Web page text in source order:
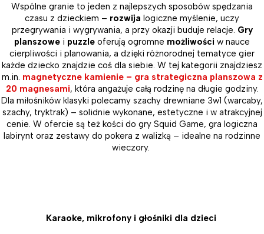
Wspólne granie to jeden z najlepszych sposobów spędzania
czasu z dzieckiem – rozwija logiczne myślenie, uczy
przegrywania i wygrywania, a przy okazji buduje relacje. Gry
planszowe i puzzle oferują ogromne możliwości w nauce
cierpliwości i planowania, a dzięki różnorodnej tematyce gier
każde dziecko znajdzie coś dla siebie. W tej kategorii znajdziesz
m.in. magnetyczne kamienie – gra strategiczna planszowa z
20 magnesami, która angażuje całą rodzinę na długie godziny.
Dla miłośników klasyki polecamy szachy drewniane 3w1 (warcaby,
szachy, tryktrak) – solidnie wykonane, estetyczne i w atrakcyjnej
cenie. W ofercie są też kości do gry Squid Game, gra logiczna
labirynt oraz zestawy do pokera z walizką – idealne na rodzinne
wieczory.
Karaoke, mikrofony i głośniki dla dzieci